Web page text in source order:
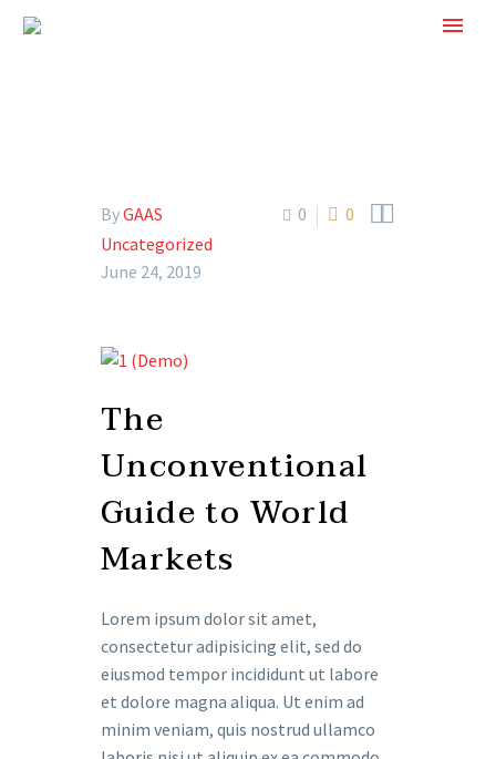
0 0 
ByGAAS
Uncategorized
June 24, 2019
The
Unconventional
Guide to World
Markets
Lorem ipsum dolor sit amet,
consectetur adipisicing elit, sed do
eiusmod tempor incididunt ut labore
et dolore magna aliqua. Ut enim ad
minim veniam, quis nostrud ullamco